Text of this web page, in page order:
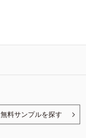
無料サンプルを探す